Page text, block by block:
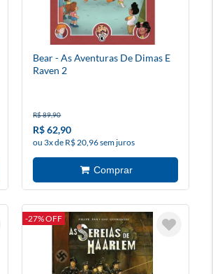
Bear - As Aventuras De Dimas E
Raven 2
R$ 89,90
R$ 62,90
ou 3x de R$ 20,96 sem juros
-27% OFF